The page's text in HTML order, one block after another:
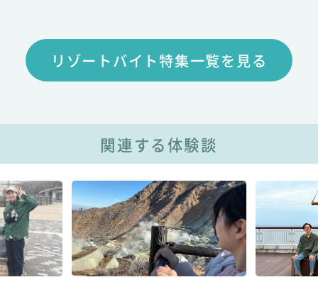
リゾートバイト特集一覧を見る
関連する体験談